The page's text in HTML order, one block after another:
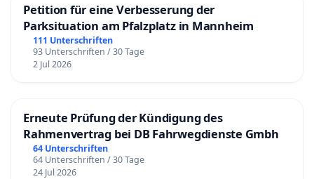
Petition für eine Verbesserung der
Parksituation am Pfalzplatz in Mannheim
111 Unterschriften
93 Unterschriften / 30 Tage
2 Jul 2026
Erneute Prüfung der Kündigung des
Rahmenvertrag bei DB Fahrwegdienste Gmbh
64 Unterschriften
64 Unterschriften / 30 Tage
24 Jul 2026